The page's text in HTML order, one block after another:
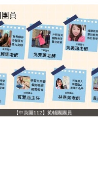
【中英團112】英輔團團員